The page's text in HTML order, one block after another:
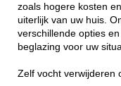
zoals hogere kosten
uiterlijk van uw huis.
verschillende opties
beglazing voor uw
Zelf vocht verwijderen